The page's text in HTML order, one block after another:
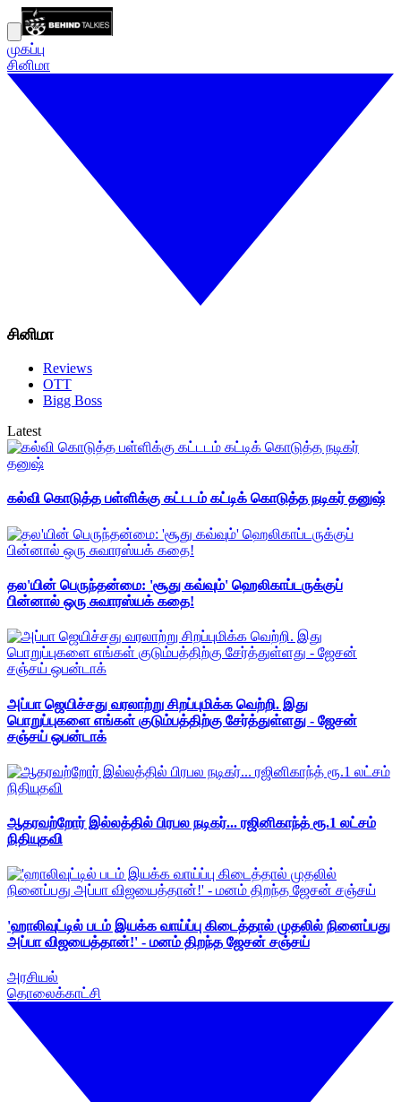
முகப்பு
சினிமா
சினிமா
Reviews
OTT
Bigg Boss
Latest
கல்வி கொடுத்த பள்ளிக்கு கட்டடம் கட்டிக் கொடுத்த நடிகர் தனுஷ்
தல'யின் பெருந்தன்மை: 'சூது கவ்வும்' ஹெலிகாப்டருக்குப்
பின்னால் ஒரு சுவாரஸ்யக் கதை!
அப்பா ஜெயிச்சது வரலாற்று சிறப்புமிக்க வெற்றி. இது
பொறுப்புகளை எங்கள் குடும்பத்திற்கு சேர்த்துள்ளது - ஜேசன்
சஞ்சய் ஒபன்டாக்
ஆதரவற்றோர் இல்லத்தில் பிரபல நடிகர்... ரஜினிகாந்த் ரூ.1 லட்சம்
நிதியுதவி
'ஹாலிவுட்டில் படம் இயக்க வாய்ப்பு கிடைத்தால் முதலில் நினைப்பது
அப்பா விஜயைத்தான்!' - மனம் திறந்த ஜேசன் சஞ்சய்
அரசியல்
தொலைக்காட்சி